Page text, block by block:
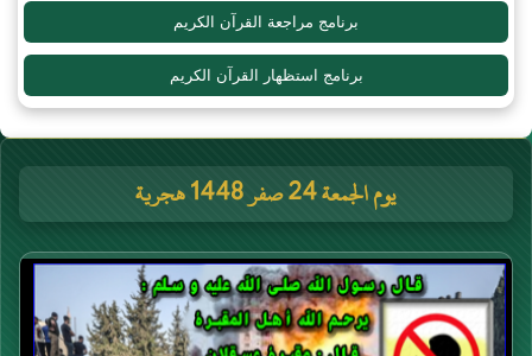
برنامج مراجعة القرآن الكريم
برنامج استظهار القرآن الكريم
يوم الجمعة 24 صفر 1448 هجرية